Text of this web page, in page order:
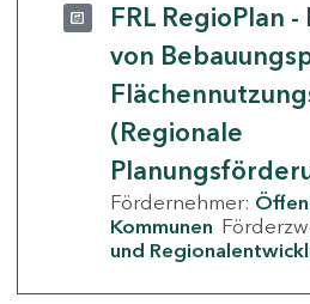
FRL RegioPlan
von
(Regionale
Fördernehmer:
Kommunen
und